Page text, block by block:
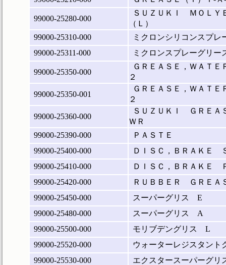
99000-25280-000
ＳＵＺＵＫＩ ＭＯＬＹ
（Ｌ）
99000-25310-000
ミクロンシリコンスプレ
99000-25311-000
ミクロンスプレーグリー
99000-25350-000
ＧＲＥＡＳＥ，ＷＡＴ
２
99000-25350-001
ＧＲＥＡＳＥ，ＷＡＴ
２
99000-25360-000
ＳＵＺＵＫＩ ＧＲＥ
ＷＲ
99000-25390-000
ＰＡＳＴＥ
99000-25400-000
ＤＩＳＣ，ＢＲＡＫＥ
99000-25410-000
ＤＩＳＣ，ＢＲＡＫＥ
99000-25420-000
ＲＵＢＢＥＲ ＧＲＥＡ
99000-25450-000
スーパーグリス E
99000-25480-000
スーパーグリス A
99000-25500-000
モリブデングリス L
99000-25520-000
ウォーターレジスタン
99000-25530-000
エクスタースーパーグリ